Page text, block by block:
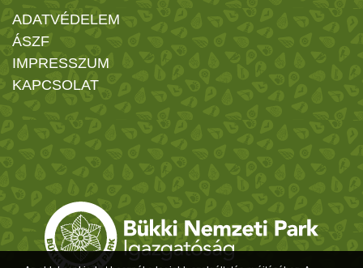
ADATVÉDELEM
ÁSZF
IMPRESSZUM
KAPCSOLAT